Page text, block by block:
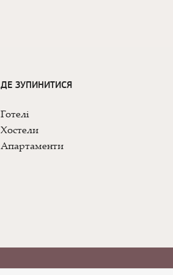
ДЕ ЗУПИНИТИСЯ
Готелі
Хостели
Апартаменти